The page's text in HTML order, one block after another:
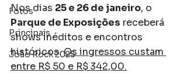
Fotos
Principais
João Rock 2025
Nos dias 25 e 26 de janeiro, o
Parque de Exposições receberá
shows inéditos e encontros
históricos. Os ingressos custam
entre R$ 50 e R$342,00.